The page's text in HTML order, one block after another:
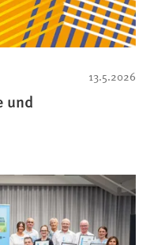
13.5.2026
und